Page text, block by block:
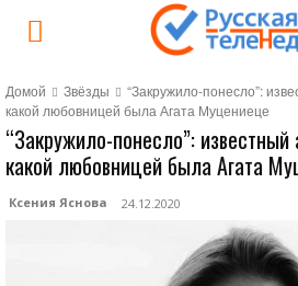
Домой Звёзды
“Закружило-понесло”:
какой любовницей была Агата Муцениеце
“Закружило-понесло”: известный
какой любовницей была Агата
Ксения Яснова 24.12.2020